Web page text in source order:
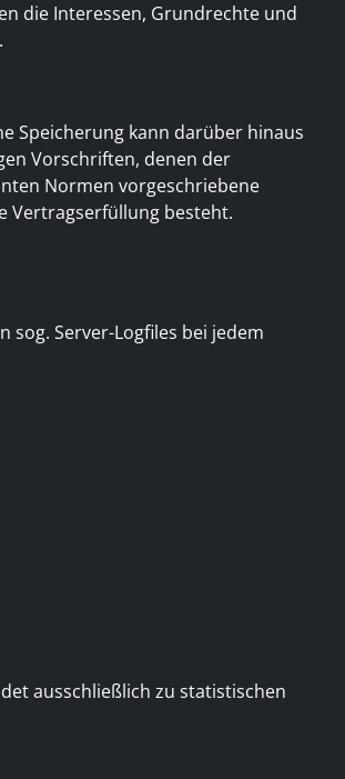
die Interessen, Grundrechte und
Speicherung kann darüber hinaus
Vorschriften, denen der
Normen vorgeschriebene
Vertragserfüllung besteht.
Server-Logfiles bei jedem
ausschließlich zu statistischen